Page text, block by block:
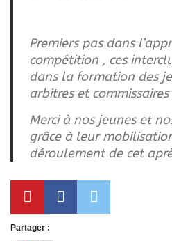
Premiers pas dans
compétition , ces
dans la formation des
arbitres et
Merci à nos jeunes et
grâce à leur
déroulement de cet
Partager :